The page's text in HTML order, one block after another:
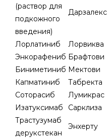
(раствор для
подкожного
введения)
Дарзалекс
Лорлатиниб Лорвиква
Энкорафениб Брафтови
Биниметиниб Мектови
Капматиниб
Табректа
Соторасиб
Лумикрас
Изатуксимаб
Сарклиза
Трастузумаб
дерукстекан
Энхерту